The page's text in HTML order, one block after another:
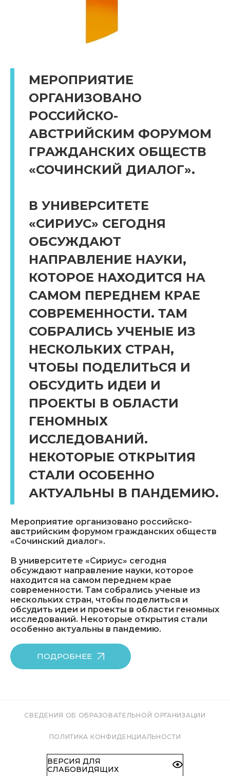
МЕРОПРИЯТИЕ
ОРГАНИЗОВАНО
РОССИЙСКО-
АВСТРИЙСКИМ ФОРУМОМ
ГРАЖДАНСКИХ ОБЩЕСТВ
«СОЧИНСКИЙ ДИАЛОГ».
В УНИВЕРСИТЕТЕ
«СИРИУС» СЕГОДНЯ
ОБСУЖДАЮТ
НАПРАВЛЕНИЕ НАУКИ,
КОТОРОЕ НАХОДИТСЯ НА
САМОМ ПЕРЕДНЕМ КРАЕ
СОВРЕМЕННОСТИ. ТАМ
СОБРАЛИСЬ УЧЕНЫЕ ИЗ
НЕСКОЛЬКИХ СТРАН,
ЧТОБЫ ПОДЕЛИТЬСЯ И
ОБСУДИТЬ ИДЕИ И
ПРОЕКТЫ В ОБЛАСТИ
ГЕНОМНЫХ
ИССЛЕДОВАНИЙ.
НЕКОТОРЫЕ ОТКРЫТИЯ
СТАЛИ ОСОБЕННО
АКТУАЛЬНЫ В ПАНДЕМИЮ.
Мероприятие организовано российско-
австрийским форумом гражданских обществ
«Сочинский диалог».
В университете «Сириус» сегодня
обсуждают направление науки, которое
находится на самом переднем крае
современности. Там собрались ученые из
нескольких стран, чтобы поделиться и
обсудить идеи и проекты в области геномных
исследований. Некоторые открытия стали
особенно актуальны в пандемию.
ПОДРОБНЕЕ
СВЕДЕНИЯ ОБ ОБРАЗОВАТЕЛЬНОЙ ОРГАНИЗАЦИИ
ПОЛИТИКА КОНФИДЕНЦИАЛЬНОСТИ
ВЕРСИЯ ДЛЯ
СЛАБОВИДЯЩИХ